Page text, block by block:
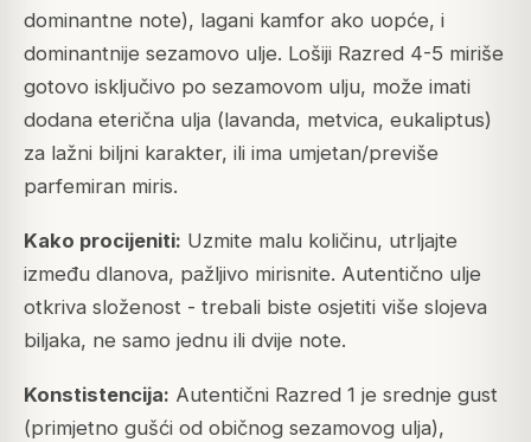
dominantne note), lagani kamfor ako uopće, i
dominantnije sezamovo ulje. Lošiji Razred 4-5 miriše
gotovo isključivo po sezamovom ulju, može imati
dodana eterična ulja (lavanda, metvica, eukaliptus)
za lažni biljni karakter, ili ima umjetan/previše
parfemiran miris.
Kako procijeniti: Uzmite malu količinu, utrljajte
između dlanova, pažljivo mirisnite. Autentično ulje
otkriva složenost - trebali biste osjetiti više slojeva
biljaka, ne samo jednu ili dvije note.
Konstistencija: Autentični Razred 1 je srednje gust
(primjetno gušći od običnog sezamovog ulja),